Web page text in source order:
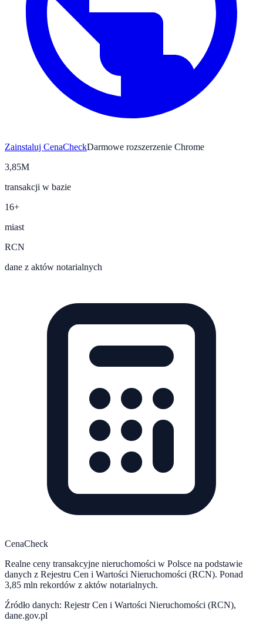
Zainstaluj CenaCheckDarmowe rozszerzenie Chrome
3,85M
transakcji w bazie
16+
miast
RCN
dane z aktów notarialnych
CenaCheck
Realne ceny transakcyjne nieruchomości w Polsce na podstawie
danych z Rejestru Cen i Wartości Nieruchomości (RCN). Ponad
3,85 mln rekordów z aktów notarialnych.
Źródło danych: Rejestr Cen i Wartości Nieruchomości (RCN),
dane.gov.pl